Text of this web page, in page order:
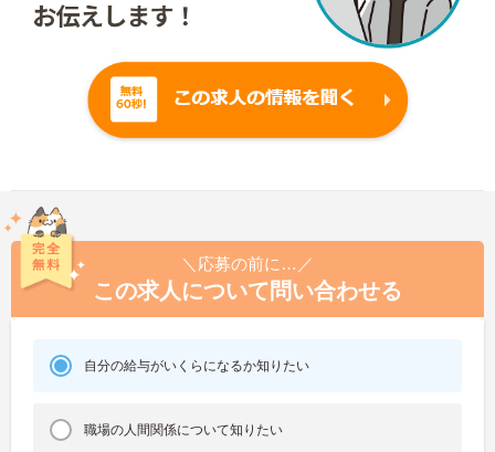
＼応募の前に…／
この求人について問い合わせる
自分の給与がいくらになるか知りたい
職場の人間関係について知りたい